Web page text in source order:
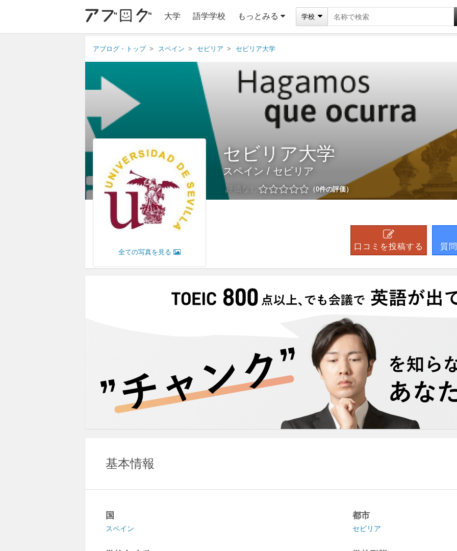
大学 語学学校 もっとみる 学校
アブログ・トップ スペイン セビリア セビリア大学
全ての写真を見る
セビリア大学
スペイン / セビリア
評価なし 0件の評価
口コミを投稿する 質
基本情報
国
スペイン
都市
セビリア